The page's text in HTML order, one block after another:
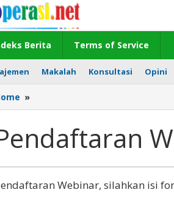
Berita Terms of Service
Makalah Konsultasi Opini
»
Webinar
Webinar, silahkan isi